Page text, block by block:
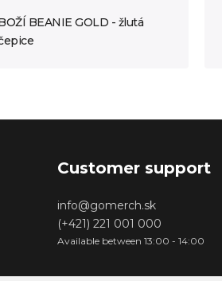
BEANIE GOLD - žlutá
Customer support
info@gomerch.sk
(+421) 221 001 000
Available between 13:00 - 14:00